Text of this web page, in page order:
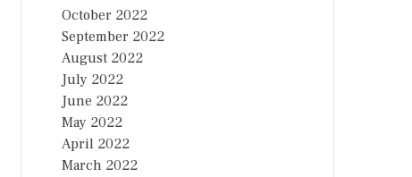
October 2022
September 2022
August 2022
July 2022
June 2022
May 2022
April 2022
March 2022